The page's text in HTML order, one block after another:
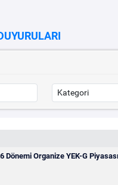
Dönemi Organize YEK-G